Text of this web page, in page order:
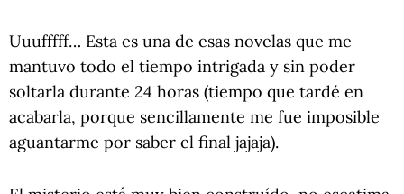
Uuufffff… Esta es una de esas novelas que me
mantuvo todo el tiempo intrigada y sin poder
soltarla durante 24 horas (tiempo que tardé en
acabarla, porque sencillamente me fue imposible
aguantarme por saber el final jajaja).